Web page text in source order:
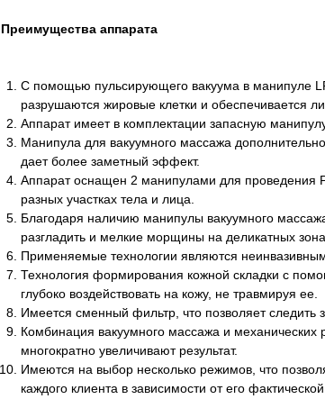
Преимущества аппарата
С помощью пульсирующего вакуума в манипуле
разрушаются жировые клетки и обеспечивается
Аппарат имеет в комплектации запасную
Манипула для вакуумного массажа
дает более заметный эффект.
Аппарат оснащен 2 манипулами для проведения
разных участках тела и лица.
Благодаря наличию манипулы вакуумного
разгладить и мелкие морщины на деликатных
Применяемые технологии являются
Технология формирования кожной складки с
глубоко воздействовать на кожу, не травмируя ее.
Имеется сменный фильтр, что позволяет следить
Комбинация вакуумного массажа и механических
многократно увеличивают результат.
Имеются на выбор несколько режимов, что
каждого клиента в зависимости от его